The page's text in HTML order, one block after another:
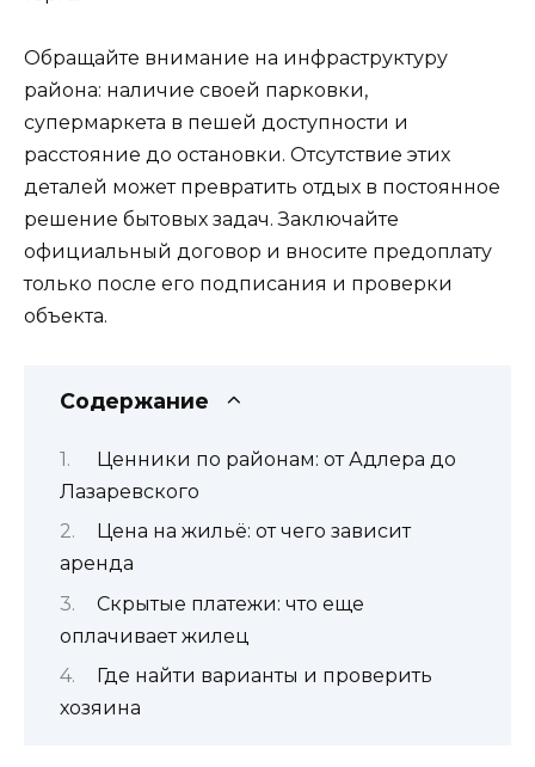
Обращайте внимание на инфраструктуру
района: наличие своей парковки,
супермаркета в пешей доступности и
расстояние до остановки. Отсутствие этих
деталей может превратить отдых в постоянное
решение бытовых задач. Заключайте
официальный договор и вносите предоплату
только после его подписания и проверки
объекта.
Содержание
Ценники по районам: от Адлера до
Лазаревского
Цена на жильё: от чего зависит
аренда
Скрытые платежи: что еще
оплачивает жилец
Где найти варианты и проверить
хозяина